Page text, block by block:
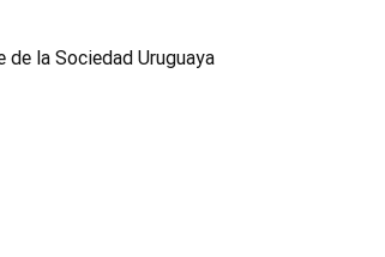
la Sociedad Uruguaya